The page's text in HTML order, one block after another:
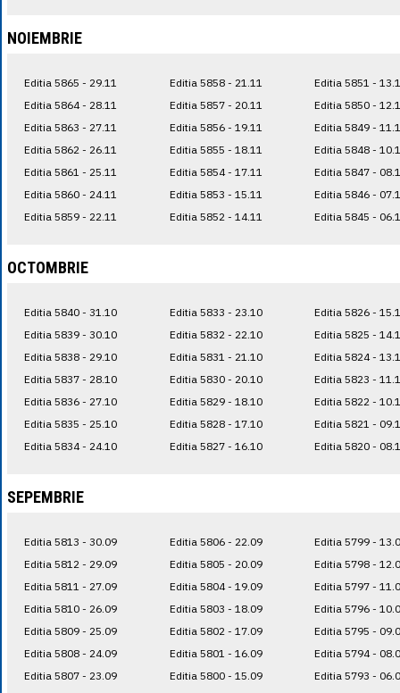
NOIEMBRIE
Editia 5865 - 29.11
Editia 5864 - 28.11
Editia 5863 - 27.11
Editia 5862 - 26.11
Editia 5861 - 25.11
Editia 5860 - 24.11
Editia 5859 - 22.11
Editia 5858 - 21.11
Editia 5857 - 20.11
Editia 5856 - 19.11
Editia 5855 - 18.11
Editia 5854 - 17.11
Editia 5853 - 15.11
Editia 5852 - 14.11
Editia 5851 -
Editia 5850 -
Editia 5849 -
Editia 5848 -
Editia 5847 -
Editia 5846 -
Editia 5845 -
OCTOMBRIE
Editia 5840 - 31.10
Editia 5839 - 30.10
Editia 5838 - 29.10
Editia 5837 - 28.10
Editia 5836 - 27.10
Editia 5835 - 25.10
Editia 5834 - 24.10
Editia 5833 - 23.10
Editia 5832 - 22.10
Editia 5831 - 21.10
Editia 5830 - 20.10
Editia 5829 - 18.10
Editia 5828 - 17.10
Editia 5827 - 16.10
Editia 5826 -
Editia 5825 -
Editia 5824 -
Editia 5823 -
Editia 5822 -
Editia 5821 -
Editia 5820 -
SEPEMBRIE
Editia 5813 - 30.09
Editia 5812 - 29.09
Editia 5811 - 27.09
Editia 5810 - 26.09
Editia 5809 - 25.09
Editia 5808 - 24.09
Editia 5807 - 23.09
Editia 5806 - 22.09
Editia 5805 - 20.09
Editia 5804 - 19.09
Editia 5803 - 18.09
Editia 5802 - 17.09
Editia 5801 - 16.09
Editia 5800 - 15.09
Editia 5799 -
Editia 5798 -
Editia 5797 -
Editia 5796 -
Editia 5795 -
Editia 5794 -
Editia 5793 -